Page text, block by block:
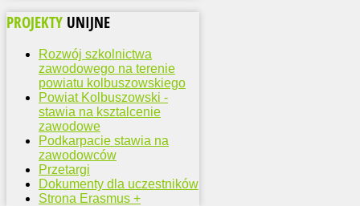
PROJEKTY UNIJNE
Rozwój szkolnictwa
zawodowego na terenie
powiatu kolbuszowskiego
Powiat Kolbuszowski -
stawia na ksztalcenie
zawodowe
Podkarpacie stawia na
zawodowców
Przetargi
Dokumenty dla uczestników
Strona Erasmus +